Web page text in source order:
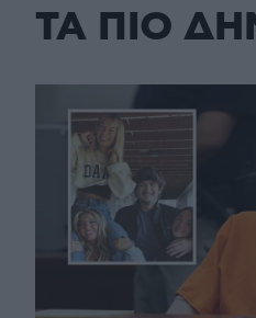
ΤΑ ΠΙΟ